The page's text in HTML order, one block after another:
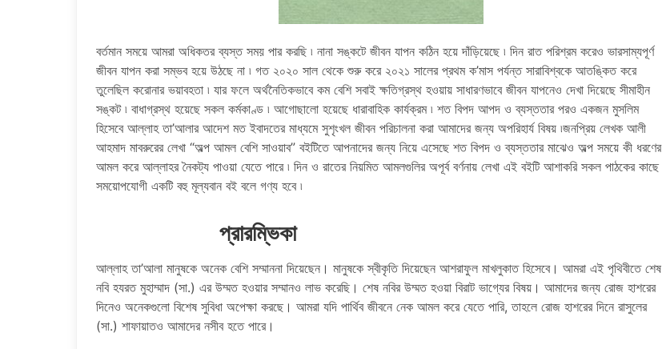
বর্তমান সময়ে আমরা অধিকতর ব্যস্ত সময় পার করছি ৷ নানা সঙ্কটে জীবন যাপন কঠিন হয়ে দাঁড়িয়েছে ৷ দিন রাত পরিশ্রম করেও ভারসাম্যপূর্ণ
জীবন যাপন করা সম্ভব হয়ে উঠছে না ৷ গত ২০২০ সাল থেকে শুরু করে ২০২১ সালের প্রথম ক’মাস পর্যন্ত সারাবিশ্বকে আতঙ্কিত করে
তুলেছিল করোনার ভয়াবহতা ৷ যার ফলে অর্থনৈতিকভাবে কম বেশি সবাই ক্ষতিগ্রস্থ হওয়ায় সাধারণভাবে জীবন যাপনেও দেখা দিয়েছে সীমাহীন
সঙ্কট ৷ বাধাগ্রস্থ হয়েছে সকল কর্মকাণ্ড ৷ আগোছালো হয়েছে ধারাবাহিক কার্যক্রম ৷ শত বিপদ আপদ ও ব্যস্ততার পরও একজন মুসলিম
হিসেবে আল্লাহ তা’আলার আদেশ মত ইবাদতের মাধ্যমে সুশৃংখল জীবন পরিচালনা করা আমাদের জন্য অপরিহার্য বিষয় ৷জনপ্রিয় লেখক আলী
আহমাদ মাবরুরের লেখা “অল্প আমল বেশি সাওয়াব” বইটিতে আপনাদের জন্য নিয়ে এসেছে শত বিপদ ও ব্যস্ততার মাঝেও অল্প সময়ে কী ধরণের
আমল করে আল্লাহর নৈকট্য পাওয়া যেতে পারে ৷ দিন ও রাতের নিয়মিত আমলগুলির অপূর্ব বর্ণনায় লেখা এই বইটি আশাকরি সকল পাঠকের কাছে
সময়োপযোগী একটি বহু মূল্যবান বই বলে গণ্য হবে ৷
প্রারম্ভিকা
আল্লাহ তা’আলা মানুষকে অনেক বেশি সম্মাননা দিয়েছেন। মানুষকে স্বীকৃতি দিয়েছেন আশরাফুল মাখলুকাত হিসেবে। আমরা এই পৃথিবীতে শেষ
নবি হযরত মুহাম্মাদ (সা.) এর উম্মত হওয়ার সম্মানও লাভ করেছি। শেষ নবির উম্মত হওয়া বিরাট ভাগ্যের বিষয়। আমাদের জন্য রোজ হাশরের
দিনেও অনেকগুলো বিশেষ সুবিধা অপেক্ষা করছে। আমরা যদি পার্থিব জীবনে নেক আমল করে যেতে পারি, তাহলে রোজ হাশরের দিনে রাসুলের
(সা.) শাফায়াতও আমাদের নসীব হতে পারে।